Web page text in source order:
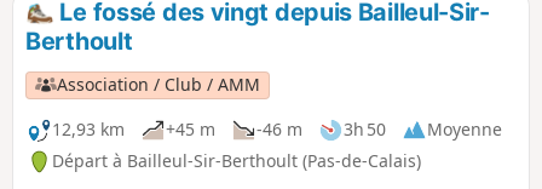
Le fossé des vingt depuis Bailleul-Sir-
Berthoult
Association / Club / AMM
12,93 km
+45 m -46 m 3h 50
Moyenne
Départ à Bailleul-Sir-Berthoult (Pas-de-Calais)